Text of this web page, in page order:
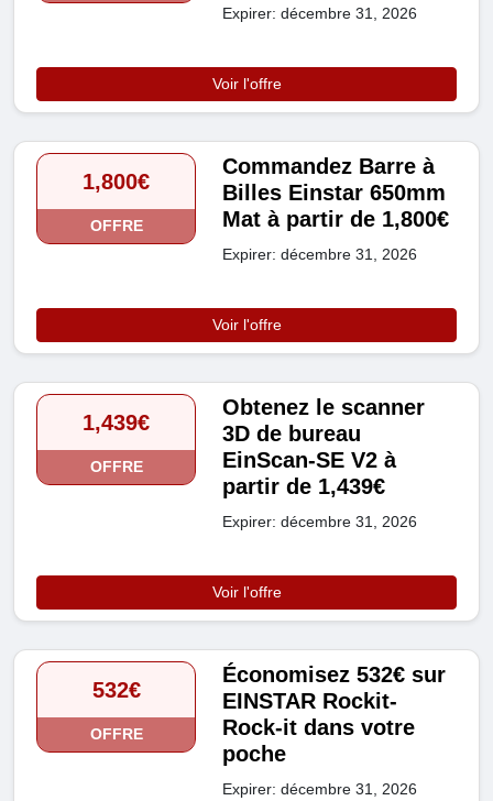
Expirer: décembre 31, 2026
Voir l'offre
1,800€
OFFRE
Commandez Barre à
Billes Einstar 650mm
Mat à partir de 1,800€
Expirer: décembre 31, 2026
Voir l'offre
1,439€
OFFRE
Obtenez le scanner
3D de bureau
EinScan-SE V2 à
partir de 1,439€
Expirer: décembre 31, 2026
Voir l'offre
532€
OFFRE
Économisez 532€ sur
EINSTAR Rockit-
Rock-it dans votre
poche
Expirer: décembre 31, 2026